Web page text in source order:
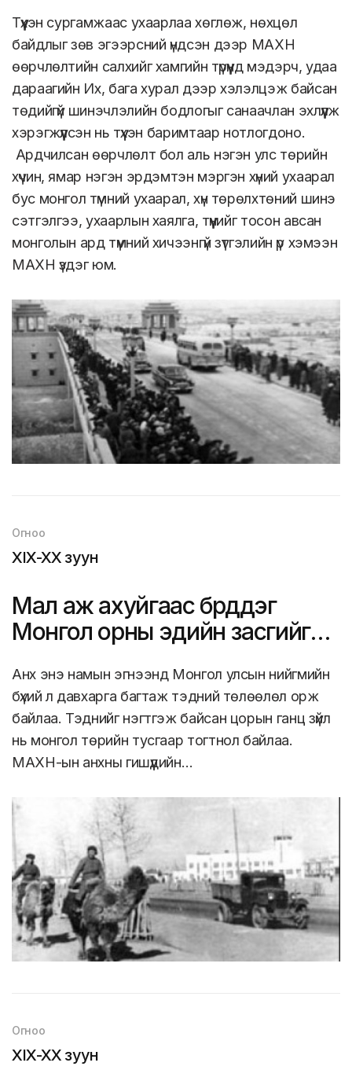
Түүхэн сургамжаас ухаарлаа хөглөж, нөхцөл
байдлыг зөв эгээрсний үндсэн дээр МАХН
өөрчлөлтийн салхийг хамгийн түрүүнд мэдэрч, удаа
дараагийн Их, бага хурал дээр хэлэлцэж байсан
төдийгүй шинэчлэлийн бодлогыг санаачлан эхлүүлж
хэрэгжүүлсэн нь түүхэн баримтаар нотлогдоно.
Ардчилсан өөрчлөлт бол аль нэгэн улс төрийн
хүчин, ямар нэгэн эрдэмтэн мэргэн хүний ухаарал
бус монгол түмний ухаарал, хүн төрөлхтөний шинэ
сэтгэлгээ, ухаарлын хаялга, түүнийг тосон авсан
монголын ард түмний хичээнгүй зүтгэлийн үр хэмээн
МАХН үздэг юм.
Огноо
XIX-XX зуун
Мал аж ахуйгаас бүрддэг
Монгол орны эдийн засгийг
Анх энэ намын эгнээнд Монгол улсын нийгмийн
бүхий л давхарга багтаж тэдний төлөөлөл орж
байлаа. Тэднийг нэгтгэж байсан цорын ганц зүйл
нь монгол төрийн тусгаар тогтнол байлаа.
МАХН-ын анхны гишүүдийн…
Огноо
XIX-XX зуун